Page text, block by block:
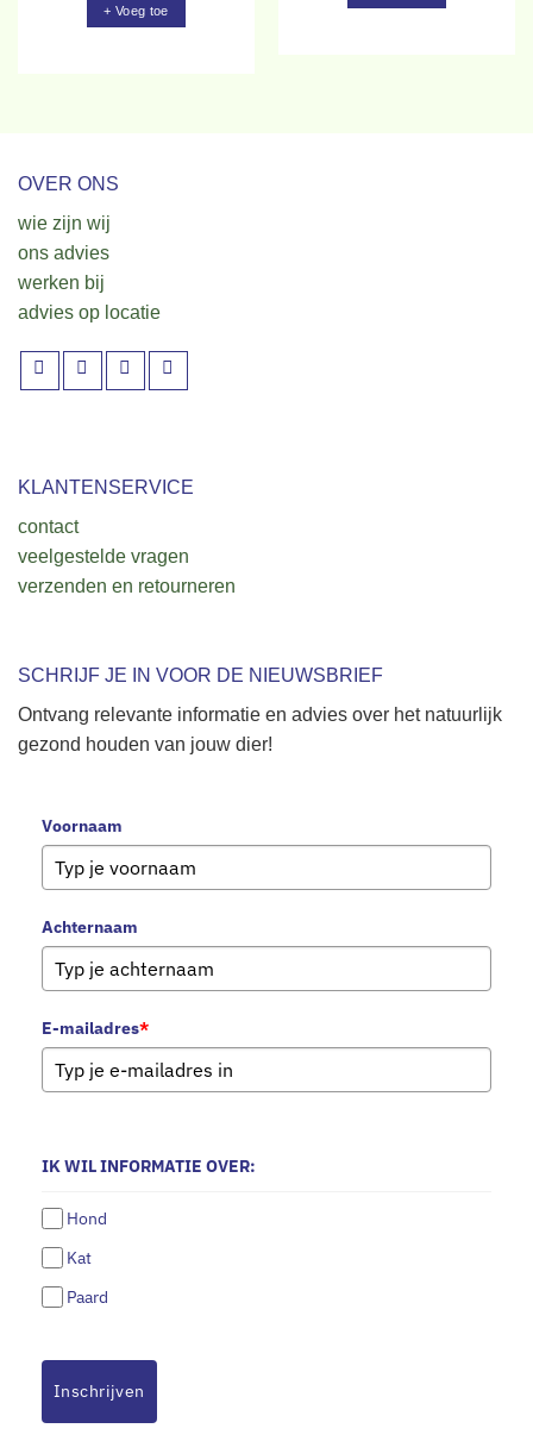
+ Voeg toe
OVER ONS
wie zijn wij
ons advies
werken bij
advies op locatie
KLANTENSERVICE
contact
veelgestelde vragen
verzenden en retourneren
SCHRIJF JE IN VOOR DE NIEUWSBRIEF
Ontvang relevante informatie en advies over het natuurlijk
gezond houden van jouw dier!
Voornaam
Achternaam
E-mailadres*
IK WIL INFORMATIE OVER:
Hond
Kat
Paard
Inschrijven